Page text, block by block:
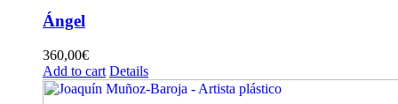
Ángel
360,00€
Add to cart Details